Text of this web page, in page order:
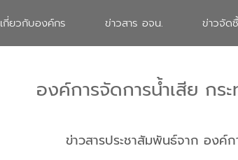
เกี่ยวกับองค์กร ข่าวสาร อจน. ข่าวจัด
องค์การจัดการน้ำเสีย กร
ข่าวสารประชาสัมพันธ์จาก องค์ก